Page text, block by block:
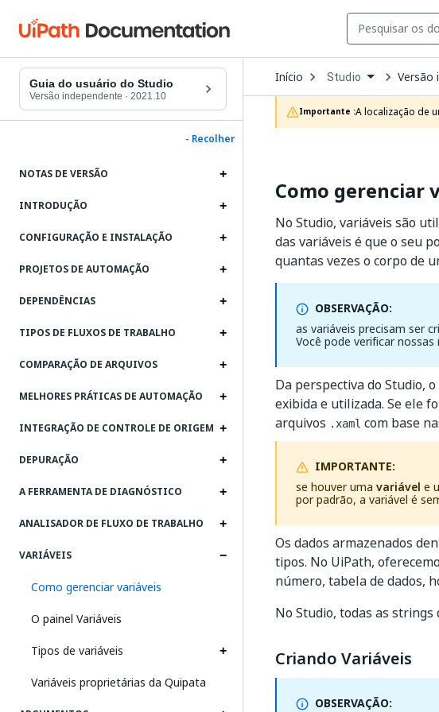
Guia do usuário do Studio
Versão independente · 2021.10
- Recolher
NOTAS DE VERSÃO
INTRODUÇÃO
CONFIGURAÇÃO E INSTALAÇÃO
PROJETOS DE AUTOMAÇÃO
DEPENDÊNCIAS
TIPOS DE FLUXOS DE TRABALHO
COMPARAÇÃO DE ARQUIVOS
MELHORES PRÁTICAS DE AUTOMAÇÃO
INTEGRAÇÃO DE CONTROLE DE ORIGEM
DEPURAÇÃO
A FERRAMENTA DE DIAGNÓSTICO
ANALISADOR DE FLUXO DE TRABALHO
VARIÁVEIS
Como gerenciar variáveis
O painel Variáveis
Tipos de variáveis
Variáveis proprietárias da Quipata
Início Open
Dropdown
to
choose
product
Studio Versão
Importante :A localização de
Como gerenciar
No Studio, variáveis são
das variáveis é que o seu
quantas vezes o corpo de
OBSERVAÇÃO:
as variáveis precisam ser
Você pode verificar
Da perspectiva do Studio,
exibida e utilizada. Se ele
arquivos .xaml com base
IMPORTANTE:
se houver uma variável e
por padrão, a variável é
Os dados armazenados
tipos. No UiPath,
número, tabela de dados,
No Studio, todas as strings
Criando Variáveis
OBSERVAÇÃO: